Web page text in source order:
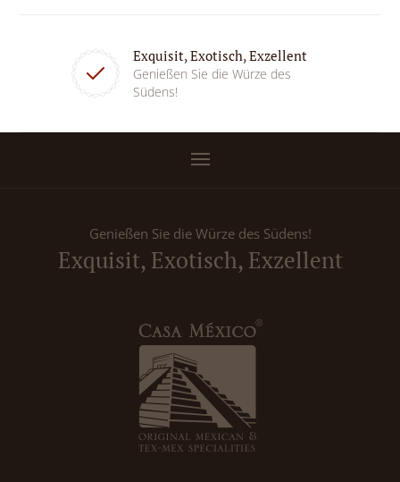
Exquisit, Exotisch, Exzellent
Genießen Sie die Würze des
Südens!
Genießen Sie die Würze des Südens!
Exquisit, Exotisch, Exzellent